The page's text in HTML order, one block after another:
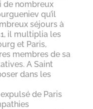
de nombreux
qu’il
séjours à
il multiplia les
et Paris,
membres de sa
A Saint
dans les
de Paris